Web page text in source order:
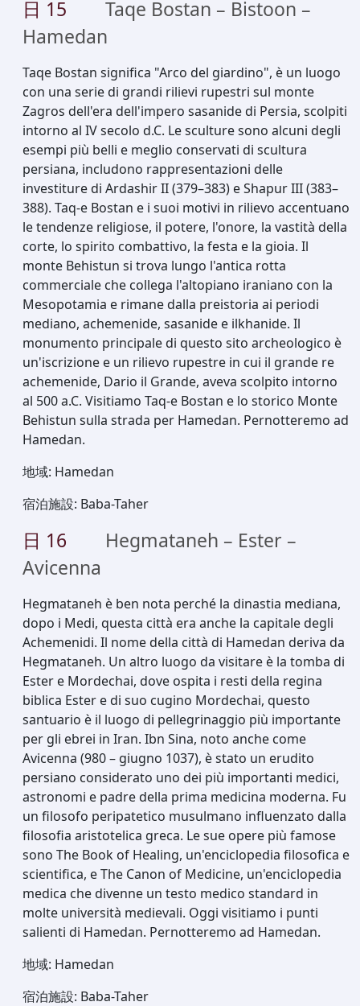
日 15
Taqe Bostan – Bistoon –
Hamedan
Taqe Bostan significa "Arco del giardino", è un luogo
con una serie di grandi rilievi rupestri sul monte
Zagros dell'era dell'impero sasanide di Persia, scolpiti
intorno al IV secolo d.C. Le sculture sono alcuni degli
esempi più belli e meglio conservati di scultura
persiana, includono rappresentazioni delle
investiture di Ardashir II (379–383) e Shapur III (383–
388). Taq-e Bostan e i suoi motivi in rilievo accentuano
le tendenze religiose, il potere, l'onore, la vastità della
corte, lo spirito combattivo, la festa e la gioia. Il
monte Behistun si trova lungo l'antica rotta
commerciale che collega l'altopiano iraniano con la
Mesopotamia e rimane dalla preistoria ai periodi
mediano, achemenide, sasanide e ilkhanide. Il
monumento principale di questo sito archeologico è
un'iscrizione e un rilievo rupestre in cui il grande re
achemenide, Dario il Grande, aveva scolpito intorno
al 500 a.C. Visitiamo Taq-e Bostan e lo storico Monte
Behistun sulla strada per Hamedan. Pernotteremo ad
Hamedan.
地域: Hamedan
宿泊施設: Baba-Taher
日 16
Hegmataneh – Ester –
Avicenna
Hegmataneh è ben nota perché la dinastia mediana,
dopo i Medi, questa città era anche la capitale degli
Achemenidi. Il nome della città di Hamedan deriva da
Hegmataneh. Un altro luogo da visitare è la tomba di
Ester e Mordechai, dove ospita i resti della regina
biblica Ester e di suo cugino Mordechai, questo
santuario è il luogo di pellegrinaggio più importante
per gli ebrei in Iran. Ibn Sina, noto anche come
Avicenna (980 – giugno 1037), è stato un erudito
persiano considerato uno dei più importanti medici,
astronomi e padre della prima medicina moderna. Fu
un filosofo peripatetico musulmano influenzato dalla
filosofia aristotelica greca. Le sue opere più famose
sono The Book of Healing, un'enciclopedia filosofica e
scientifica, e The Canon of Medicine, un'enciclopedia
medica che divenne un testo medico standard in
molte università medievali. Oggi visitiamo i punti
salienti di Hamedan. Pernotteremo ad Hamedan.
地域: Hamedan
宿泊施設: Baba-Taher